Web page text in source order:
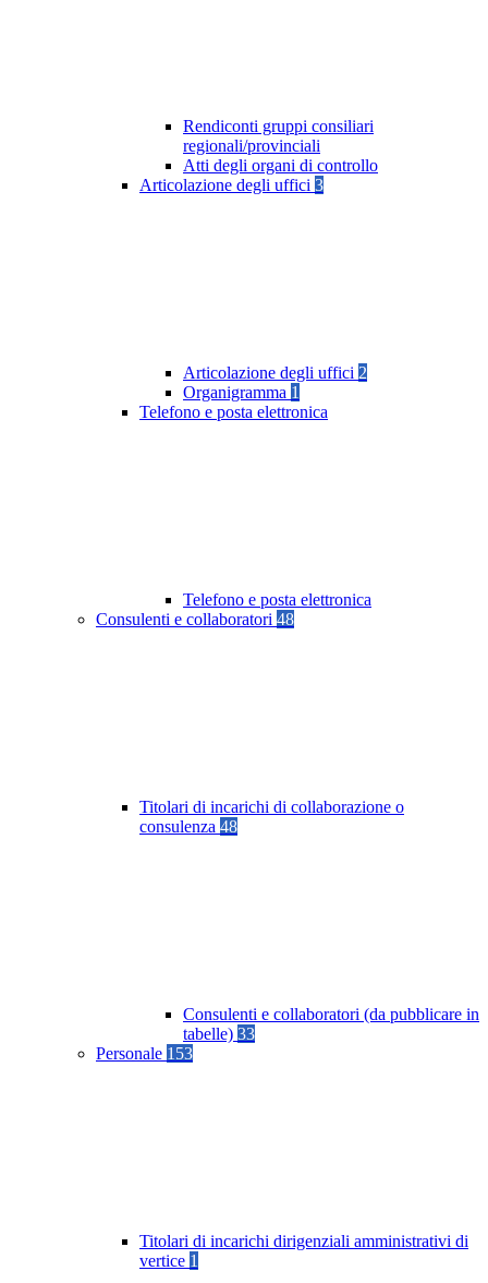
Rendiconti gruppi consiliari
regionali/provinciali
Atti degli organi di controllo
Articolazione degli uffici 3
Articolazione degli uffici 2
Organigramma 1
Telefono e posta elettronica
Telefono e posta elettronica
Consulenti e collaboratori 48
Titolari di incarichi di collaborazione o
consulenza 48
Consulenti e collaboratori (da pubblicare in
tabelle) 33
Personale 153
Titolari di incarichi dirigenziali amministrativi di
vertice 1